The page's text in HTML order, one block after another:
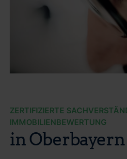
ZERTIFIZIERTE
IMMOBILIENBEWERTUNG
in Oberbayern